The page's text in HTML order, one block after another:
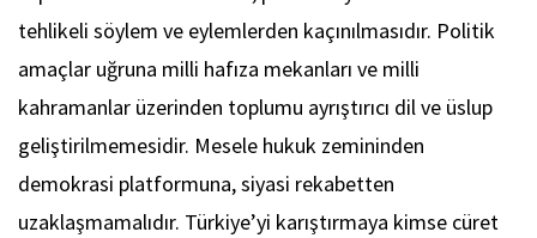
tehlikeli söylem ve eylemlerden kaçınılmasıdır. Politik
amaçlar uğruna milli hafıza mekanları ve milli
kahramanlar üzerinden toplumu ayrıştırıcı dil ve üslup
geliştirilmemesidir. Mesele hukuk zemininden
demokrasi platformuna, siyasi rekabetten
uzaklaşmamalıdır. Türkiye’yi karıştırmaya kimse cüret